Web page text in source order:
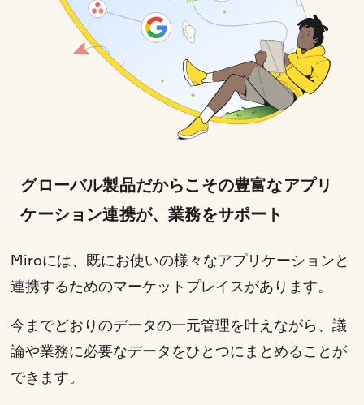
グローバル製品だからこその豊富なアプリ
ケーション連携が、業務をサポート
Miroには、既にお使いの様々なアプリケーションと
連携するためのマーケットプレイスがあります。
今までどおりのデータの一元管理を叶えながら、議
論や業務に必要なデータをひとつにまとめることが
できます。